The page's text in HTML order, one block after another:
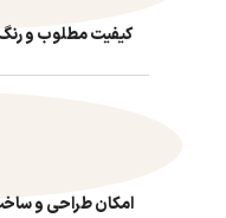
کیفیت مطلوب و
امکان طراحی و